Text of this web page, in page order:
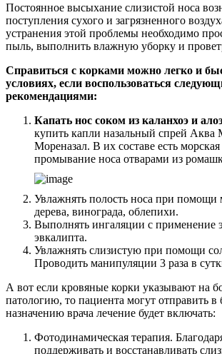
Постоянное высыхание слизистой носа
поступления сухого и загрязненного
устранения этой проблемы необходимо
пыль, выполнить влажную уборку и
Справиться с корками можно легко и
условиях, если воспользоваться
рекомендациями:
Капать нос соком из каланхоэ и
купить капли назальный спрей Аква
Мореназал. В их составе есть
промывание носа отварами из
Увлажнять полость носа при помощи
дерева, винограда, облепихи.
Выполнять ингаляции с применение
эвкалипта.
Увлажнять слизистую при помощи
Проводить манипуляции 3 раза в
А вот если кровяные корки указывают на
патологию, то пациента могут отправить в
назначению врача лечение будет включать:
Фотодинамическая терапия.
поддерживать и восстанавливать